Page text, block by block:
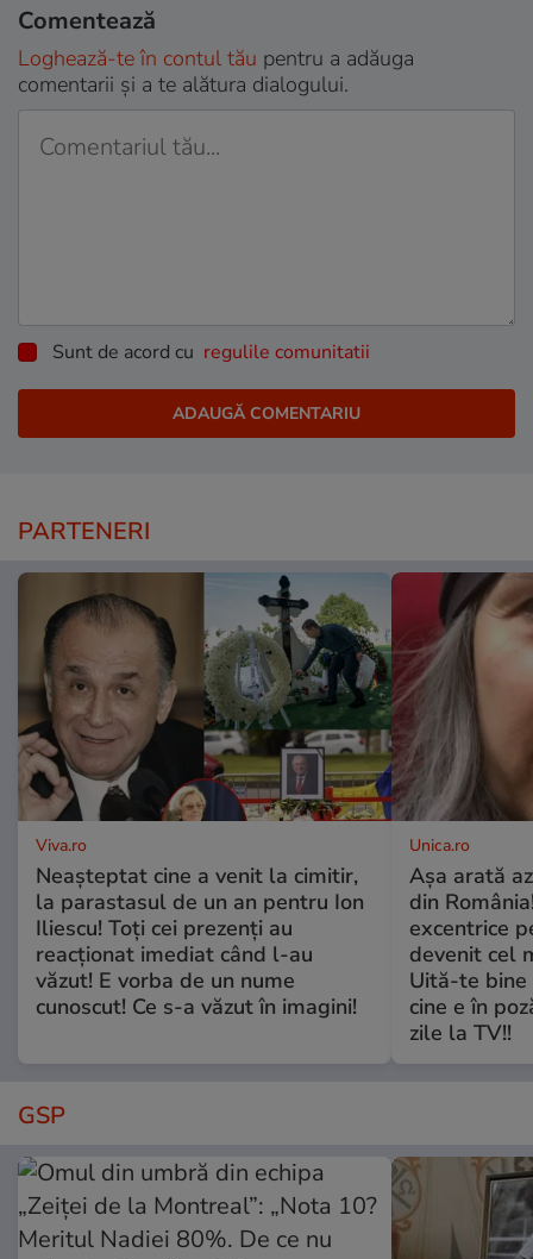
Comentează
Loghează-te în contul tău pentru a adăuga
comentarii și a te alătura dialogului.
Sunt de acord cu regulile comunitatii
PARTENERI
Viva.ro
Neașteptat cine a venit la cimitir,
la parastasul de un an pentru Ion
Iliescu! Toți cei prezenți au
reacționat imediat când l-au
văzut! E vorba de un nume
cunoscut! Ce s-a văzut în imagini!
Unica.ro
Așa arată
din
excentrice
devenit cel
Uită-te bine
cine e în
zile la TV!!
GSP